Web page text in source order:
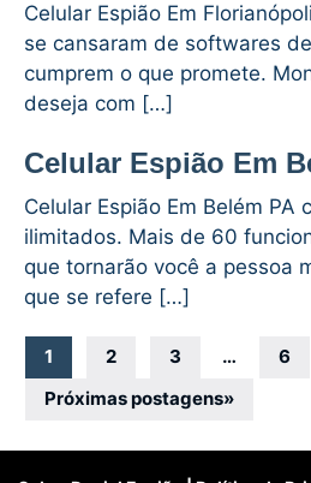
Celular Espião Em
se cansaram de softwares
cumprem o que promete.
deseja com […]
Celular Espião Em
Celular Espião Em Belém PA
ilimitados. Mais de 60
que tornarão você a pessoa
que se refere […]
Navegação
por
posts
1 2 3 …
6
Próximas postagens»